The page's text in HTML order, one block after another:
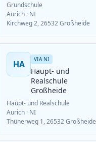
Grundschule
Aurich · NI
Kirchweg 2, 26532 Großheide
HA VIA NI
Haupt- und
Realschule
Großheide
Haupt- und Realschule
Aurich · NI
Thünerweg 1, 26532 Großheide